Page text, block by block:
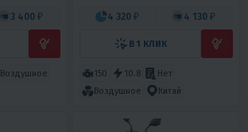
3 400 ₽
Воздушное
4 320 ₽ 4 130 ₽
В 1 КЛИК
150 10.8
Нет
Воздушное
Китай